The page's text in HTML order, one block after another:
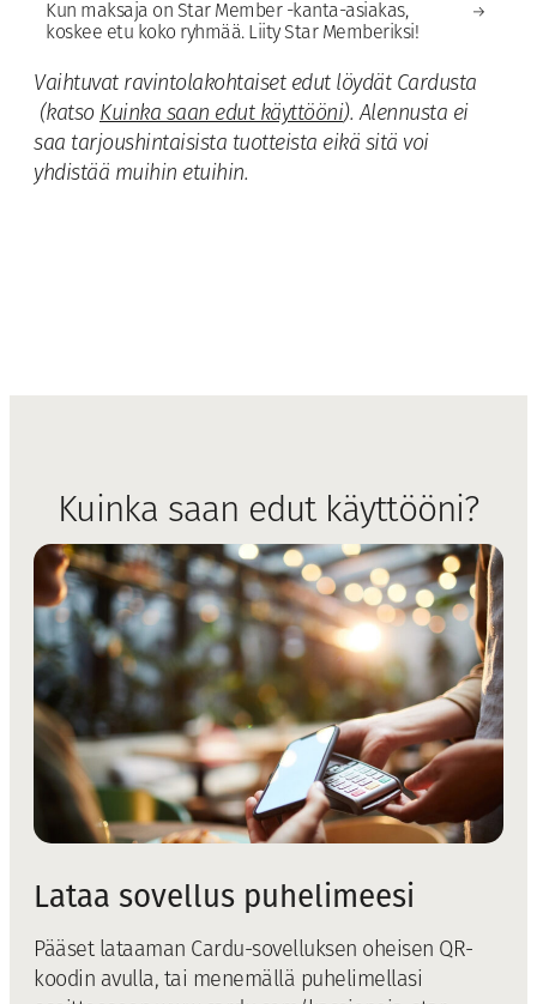
Kun maksaja on Star Member -kanta-asiakas,
koskee etu koko ryhmää. Liity Star Memberiksi!
Vaihtuvat ravintolakohtaiset edut löydät Cardusta
(katso Kuinka saan edut käyttööni). Alennusta ei
saa tarjoushintaisista tuotteista eikä sitä voi
yhdistää muihin etuihin.
Kuinka saan edut käyttööni?
Lataa sovellus puhelimeesi
Pääset lataaman Cardu-sovelluksen oheisen QR-
koodin avulla, tai menemällä puhelimellasi